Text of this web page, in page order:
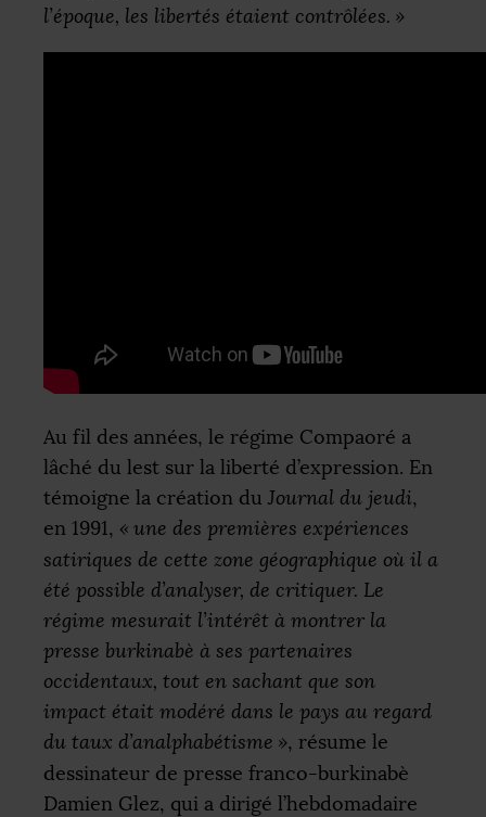
l’époque, les libertés étaient contrôlées. »
Au fil des années, le régime Compaoré a
lâché du lest sur la liberté d’expression. En
témoigne la création du Journal du jeudi,
en 1991, « une des premières expériences
satiriques de cette zone géographique où il a
été possible d’analyser, de critiquer. Le
régime mesurait l’intérêt à montrer la
presse burkinabè à ses partenaires
occidentaux, tout en sachant que son
impact était modéré dans le pays au regard
du taux d’analphabétisme », résume le
dessinateur de presse franco-burkinabè
Damien Glez, qui a dirigé l’hebdomadaire